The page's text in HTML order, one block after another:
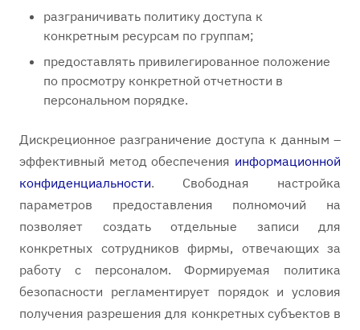
разграничивать политику доступа к
конкретным ресурсам по группам;
предоставлять привилегированное положение
по просмотру конкретной отчетности в
персональном порядке.
Дискреционное разграничение доступа к данным –
эффективный метод обеспечения информационной
конфиденциальности. Свободная настройка
параметров предоставления полномочий на
позволяет создать отдельные записи для
конкретных сотрудников фирмы, отвечающих за
работу с персоналом. Формируемая политика
безопасности регламентирует порядок и условия
получения разрешения для конкретных субъектов в